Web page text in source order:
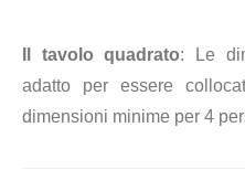
Il tavolo quadrato: Le
adatto per essere
dimensioni minime per 4